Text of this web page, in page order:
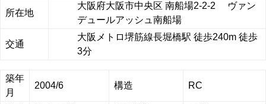
所在地
大阪府大阪市中央区 南船場2-2-2 ヴァン
デュールアッシュ南船場
交通
大阪メトロ堺筋線長堀橋駅 徒歩240m 徒歩
3分
築年
月
2004/6 構造 RC